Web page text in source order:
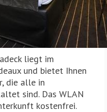
liegt im
und bietet Ihnen
die alle in
sind. Das WLAN
kostenfrei.